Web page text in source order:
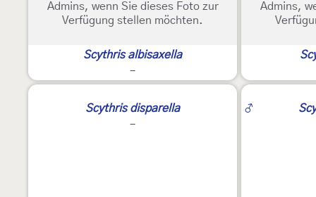
Admins, wenn Sie dieses Foto zur
Verfügung stellen möchten.
Scythris albisaxella
-
Admins,
Scythris disparella
-
♂